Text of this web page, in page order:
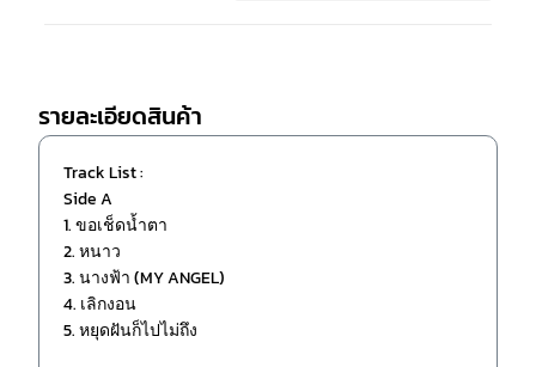
รายละเอียดสินค้า
Track List :
Side A
1. ขอเช็ดน้ำตา
2. หนาว
3. นางฟ้า (MY ANGEL)
4. เลิกงอน
5. หยุดฝันก็ไปไม่ถึง